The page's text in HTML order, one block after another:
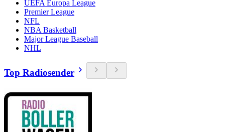
UEFA Europa League
Premier League
NFL
NBA Basketball
Major League Baseball
NHL
Top Radiosender